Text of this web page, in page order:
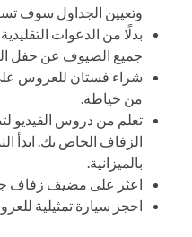
وتعيين الجداول سوف
بدلًا من الدعوات
جميع الضيوف عن حفل
شراء فستان للعروس على
من خياطة.
تعلم من دروس الفيديو
الزفاف الخاص بك. ابدأ
بالميزانية.
اعثر على مضيف زفاف
احجز سيارة تمثيلية